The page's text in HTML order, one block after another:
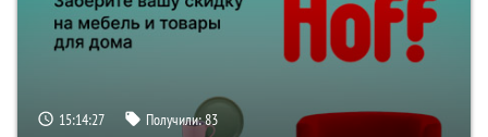
15:14:26 Получили:83